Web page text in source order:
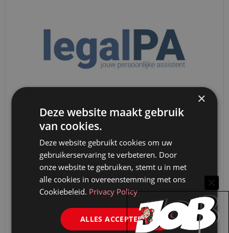
LegalPA is dé leverancier van Nederlandse
juridische AI-software. LegalPA is de énige
Nederlandse aanbieder die automatisch alle
juridische documenten eerst anonimiseert.
Hierdoor voldoet élke…
Meer informatie
×
Deze website maakt gebruik
van cookies.
Deze website gebruikt cookies om uw
gebruikerservaring te verbeteren. Door
onze website te gebruiken, stemt u in met
alle cookies in overeenstemming met ons
Cookiebeleid. Privacy Policy
ALLES ACCEPTEREN